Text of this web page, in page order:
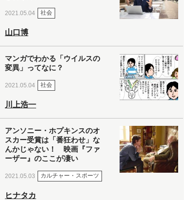
2021.05.04 社会
山口博
マンガでわかる「ウイルスの
変異」ってなに？
2021.05.04 社会
川上浩一
アンソニー・ホプキンスのオ
スカー受賞は「番狂わせ」な
んかじゃない！ 映画『ファ
ーザー』のここが凄い
2021.05.03 カルチャー・スポーツ
ヒナタカ